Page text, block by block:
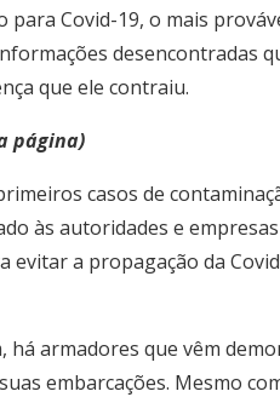
Covid-19, o mais
desencontradas
que ele contraiu.
página)
casos de
às autoridades e
evitar a propagação da
há armadores que vêm
embarcações. Mesmo